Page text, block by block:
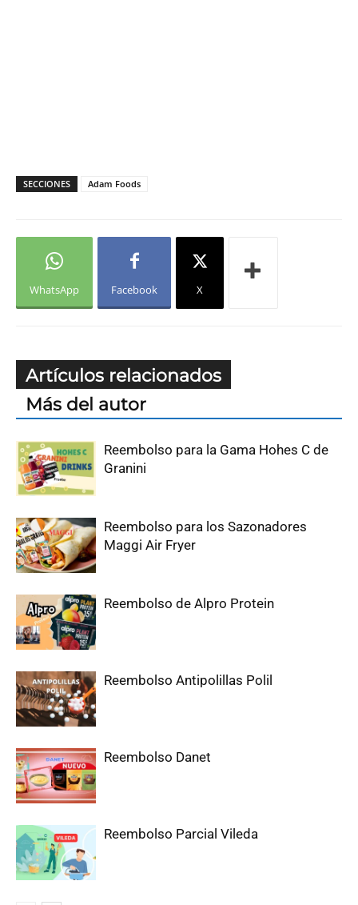
SECCIONES Adam Foods
WhatsApp Facebook X
Artículos relacionados
Más del autor
Reembolso para la Gama Hohes C de
Granini
Reembolso para los Sazonadores
Maggi Air Fryer
Reembolso de Alpro Protein
Reembolso Antipolillas Polil
Reembolso Danet
Reembolso Parcial Vileda